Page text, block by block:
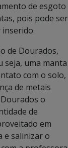
de esgoto
pois pode ser
de Dourados,
seja, uma manta
com o solo,
de metais
o
de
em
e salinizar o